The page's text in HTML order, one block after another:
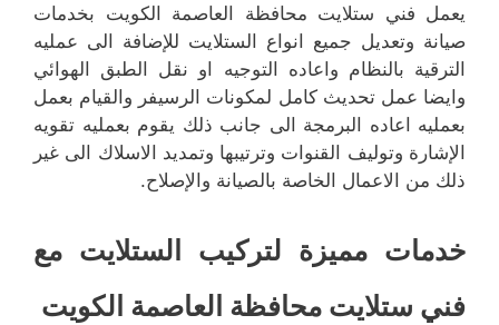
يعمل فني ستلايت محافظة العاصمة الكويت بخدمات
صيانة وتعديل جميع انواع الستلايت للإضافة الى عمليه
الترقية بالنظام واعاده التوجيه او نقل الطبق الهوائي
وايضا عمل تحديث كامل لمكونات الرسيفر والقيام بعمل
بعمليه اعاده البرمجة الى جانب ذلك يقوم بعمليه تقويه
الإشارة وتوليف القنوات وترتيبها وتمديد الاسلاك الى غير
ذلك من الاعمال الخاصة بالصيانة والإصلاح.
خدمات مميزة لتركيب الستلايت مع
فني ستلايت محافظة العاصمة الكويت